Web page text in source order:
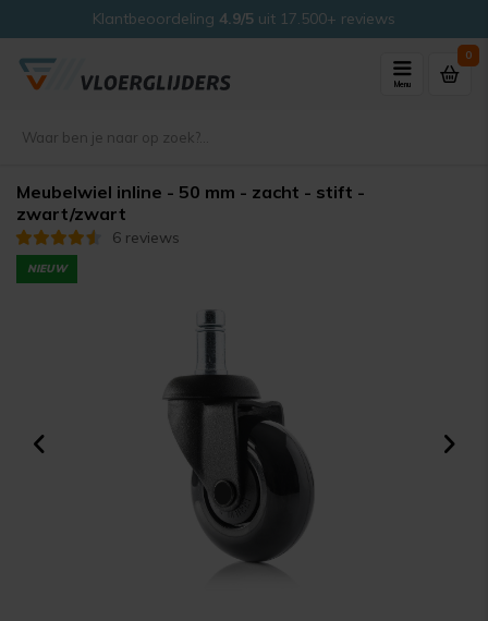
Klantbeoordeling 4.9/5 uit 17.500+ reviews
Menu
0
Meubelwiel inline - 50 mm - zacht - stift -
zwart/zwart
6 reviews
NIEUW